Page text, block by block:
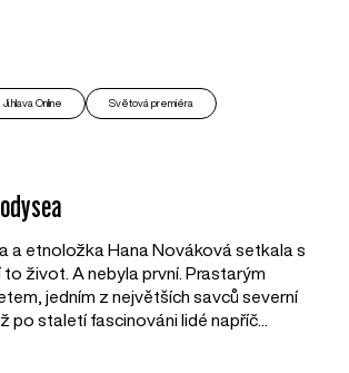
Online Světová premiéra
a etnoložka Hana Nováková setkala s
život. A nebyla první. Prastarým
jedním z největších savců severní
po staletí fascinováni lidé napříč...